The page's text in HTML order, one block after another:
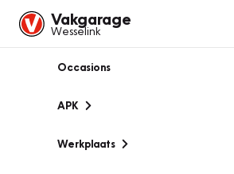
Vakgarage
Wesselink
Occasions
APK
Werkplaats